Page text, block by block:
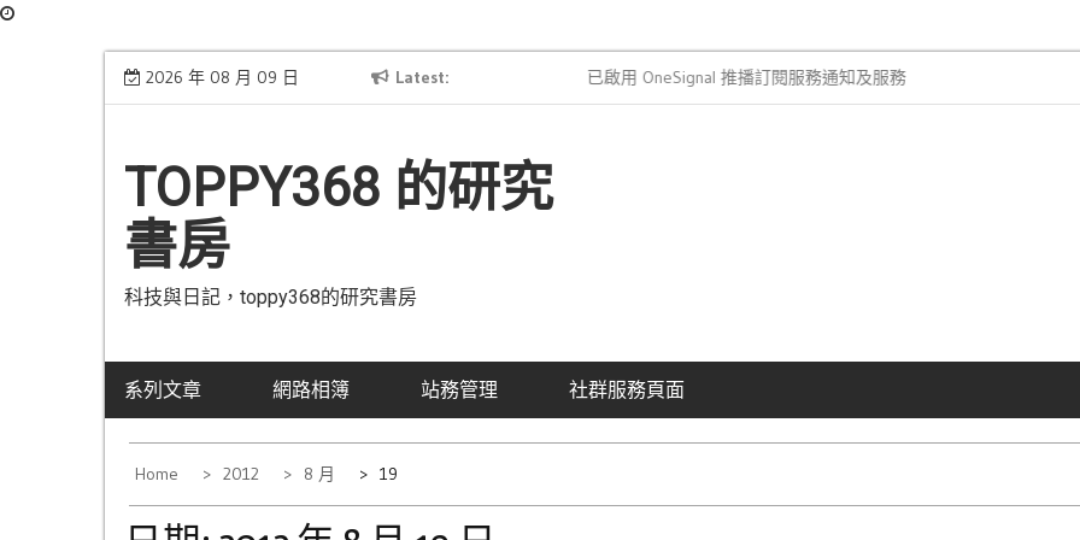
Skip
2026 年 08 月 09 日 Latest
[公告] 網域已從Hinet轉移到Gandi 已啟用 OneSignal 推播訂閱服務通知及服務簡介
TOPPY368 的研究
書房
科技與日記，toppy368的研究書房
系列文章 網路相簿 站務管理 社群服務頁面
Home 2012 8 月 19